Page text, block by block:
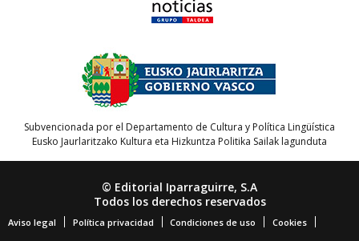
Subvencionada por el Departamento de Cultura y Política Lingüística
Eusko Jaurlaritzako Kultura eta Hizkuntza Politika Sailak lagunduta
© Editorial Iparraguirre, S.A
Todos los derechos reservados
Aviso legal Política privacidad Condiciones de uso Cookies